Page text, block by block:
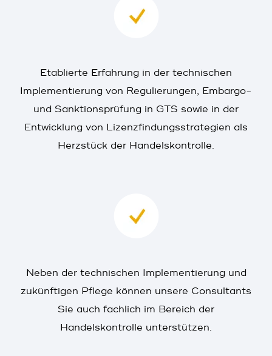
Etablierte Erfahrung in der technischen
Implementierung von Regulierungen, Embargo-
und Sanktionsprüfung in GTS sowie in der
Entwicklung von Lizenzfindungsstrategien als
Herzstück der Handelskontrolle.
Neben der technischen Implementierung und
zukünftigen Pflege können unsere Consultants
Sie auch fachlich im Bereich der
Handelskontrolle unterstützen.